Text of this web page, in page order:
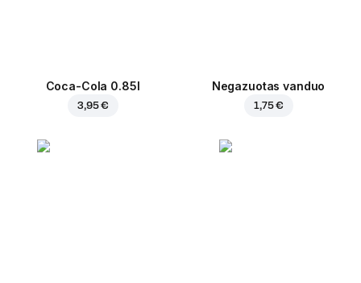
Coca-Cola 0.85l
3,95 €
Negazuotas vanduo
1,75 €